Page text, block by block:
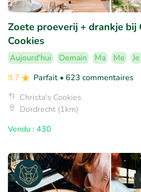
Zoete proeverij + drankje bij
Cookies
Aujourd'hui Demain Ma Me Je
9.7
Parfait • 623 commentaires
Christa's Cookies
Dordrecht (1km)
Vendu : 430